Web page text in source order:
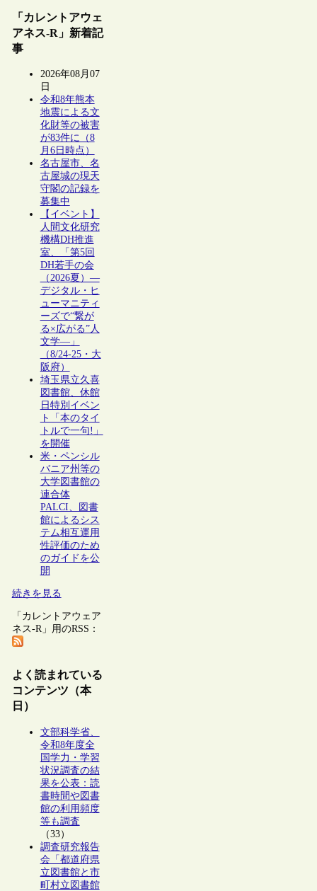
「カレントアウェ
アネス-R」新着記
事
2026年08月07
日
令和8年熊本
地震による文
化財等の被害
が83件に（8
月6日時点）
名古屋市、名
古屋城の現天
守閣の記録を
募集中
【イベント】
人間文化研究
機構DH推進
室、「第5回
DH若手の会
（2026夏）―
デジタル・ヒ
ューマニティ
ーズで“繋が
る×広がる”人
文学―」
（8/24-25・大
阪府）
埼玉県立久喜
図書館、休館
日特別イベン
ト「本のタイ
トルで一句!」
を開催
米・ペンシル
バニア州等の
大学図書館の
連合体
PALCI、図書
館によるシス
テム相互運用
性評価のため
のガイドを公
開
続きを見る
「カレントアウェア
ネス-R」用のRSS：
よく読まれている
コンテンツ（本
日）
文部科学省、
令和8年度全
国学力・学習
状況調査の結
果を公表：読
書時間や図書
館の利用頻度
等も調査
（33）
調査研究報告
会「都道府県
立図書館と市
町村立図書館